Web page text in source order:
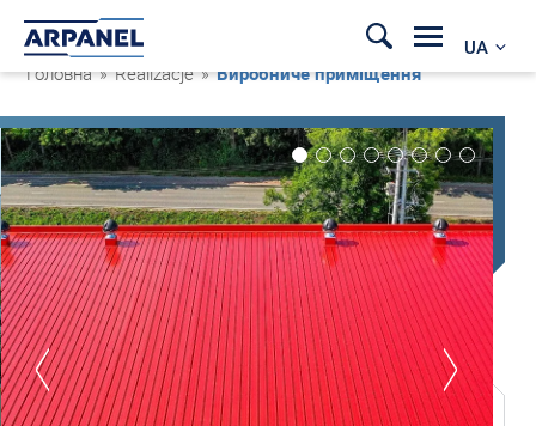
UA
Головна » Realizacje »Виробниче приміщення